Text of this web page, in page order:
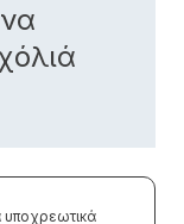
υποχρεωτικά